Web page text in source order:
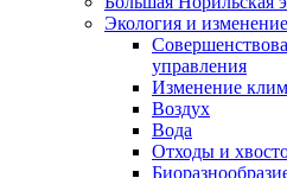
Экология и
управления
Изменение
Воздух
Вода
Отходы и